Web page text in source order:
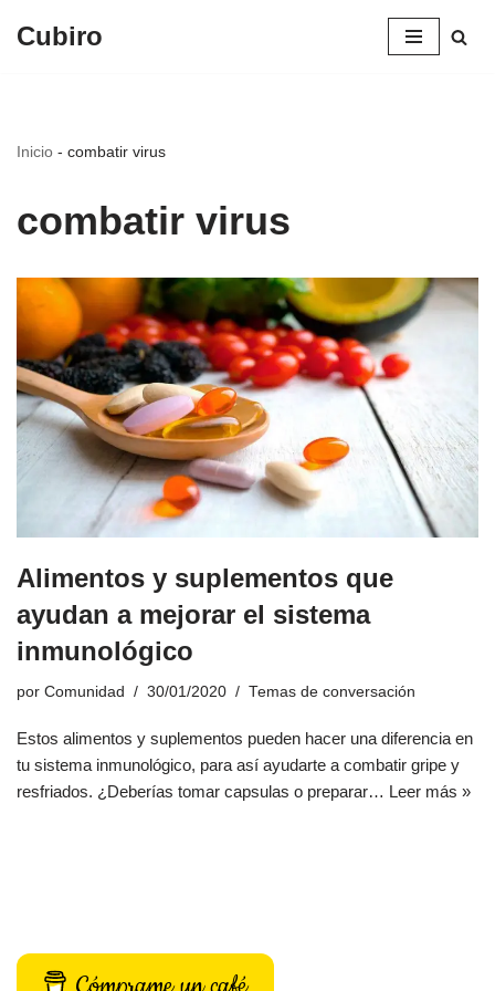
Cubiro
Inicio - combatir virus
combatir virus
Alimentos y suplementos que
ayudan a mejorar el sistema
inmunológico
por Comunidad 30/01/2020 Temas de conversación
Estos alimentos y suplementos pueden hacer una diferencia en
tu sistema inmunológico, para así ayudarte a combatir gripe y
resfriados. ¿Deberías tomar capsulas o preparar… Leer más »